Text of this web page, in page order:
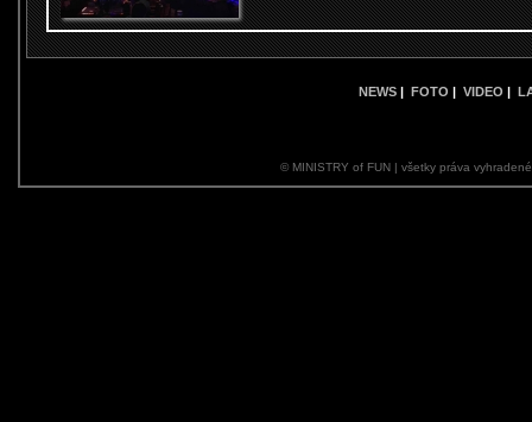
NEWS | FOTO | VIDEO |
© MINISTRY of FUN | všetky práva